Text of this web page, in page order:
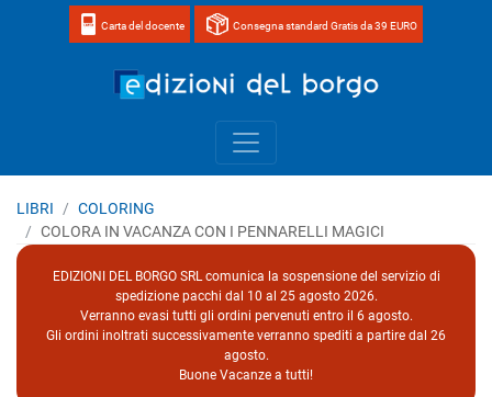
Carta del docente Consegna standard Gratis da 39 EURO
LIBRI
COLORING
COLORA IN VACANZA CON I PENNARELLI MAGICI
EDIZIONI DEL BORGO SRL comunica la sospensione del servizio di
spedizione pacchi dal 10 al 25 agosto 2026.
Verranno evasi tutti gli ordini pervenuti entro il 6 agosto.
Gli ordini inoltrati successivamente verranno spediti a partire dal 26
agosto.
Buone Vacanze a tutti!